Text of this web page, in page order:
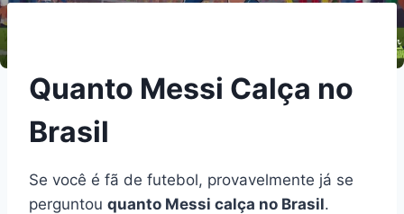
Quanto Messi Calça no
Brasil
Se você é fã de futebol, provavelmente já se
perguntou quanto Messi calça no Brasil.